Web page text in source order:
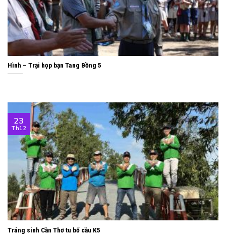
Hình – Trại họp bạn Tang Bồng 5
Tráng sinh Cần Thơ tu bổ cầu K5
23
Th12